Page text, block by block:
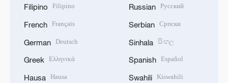
Filipino Filipino
French Français
German Deutsch
Greek Ελληνικά
Hausa Hausa
Russian Русский
Serbian Српски
Sinhala සිංහල
Spanish Español
Swahili Kiswahili